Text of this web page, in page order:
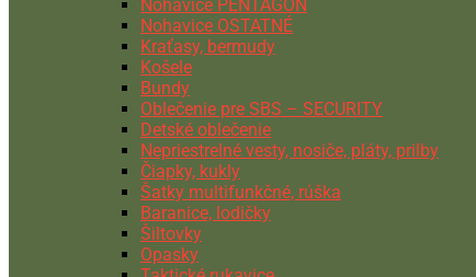
Nohavice PENTAGON
Nohavice OSTATNÉ
Kraťasy, bermudy
Košele
Bundy
Oblečenie pre SBS – SECURITY
Detské oblečenie
Nepriestrelné vesty, nosiče, pláty, prilby
Čiapky, kukly
Šatky multifunkčné, rúška
Baranice, lodičky
Šiltovky
Opasky